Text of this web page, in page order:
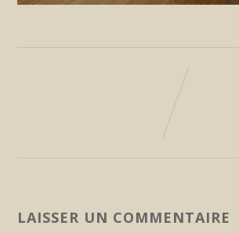
LAISSER UN COMMENTAIRE